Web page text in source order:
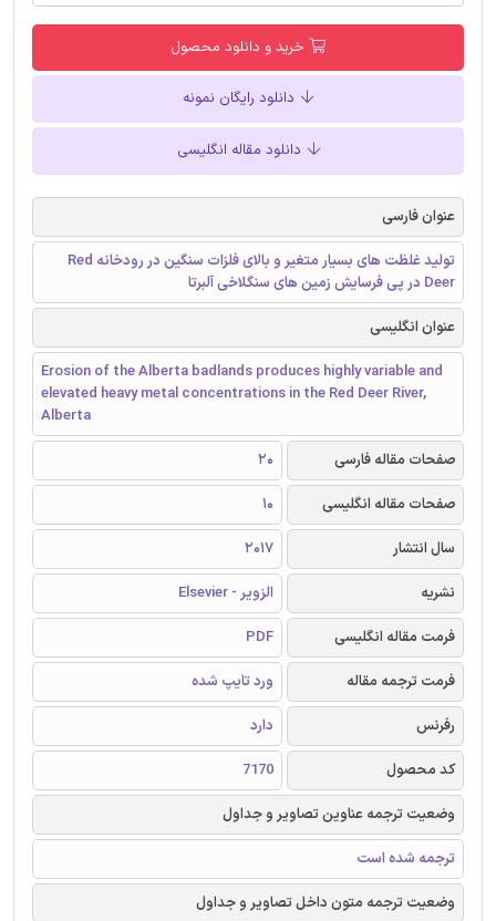
خرید و دانلود محصول
دانلود رایگان نمونه
دانلود مقاله انگلیسی
عنوان فارسی
تولید غلظت ‌های بسیار متغیر و بالای فلزات سنگین در رودخانه Red
Deer در پی فرسایش زمین های سنگلاخی آلبرتا
عنوان انگلیسی
Erosion of the Alberta badlands produces highly variable and
elevated heavy metal concentrations in the Red Deer River,
Alberta
صفحات مقاله فارسی
20
صفحات مقاله انگلیسی
10
سال انتشار
2017
نشریه
الزویر - Elsevier
فرمت مقاله انگلیسی
PDF
فرمت ترجمه مقاله
ورد تایپ شده
رفرنس
دارد
کد محصول
7170
وضعیت ترجمه عناوین تصاویر و جداول
ترجمه شده است
وضعیت ترجمه متون داخل تصاویر و جداول